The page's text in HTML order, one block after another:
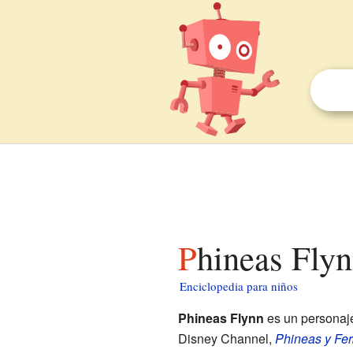
Phineas
Enciclopedia para niños
Phineas Flynn es un
Disney Channel, Phineas y